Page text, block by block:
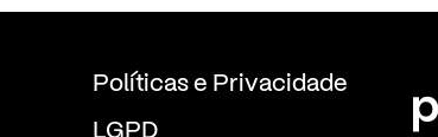
Políticas e Privacidade
LGPD